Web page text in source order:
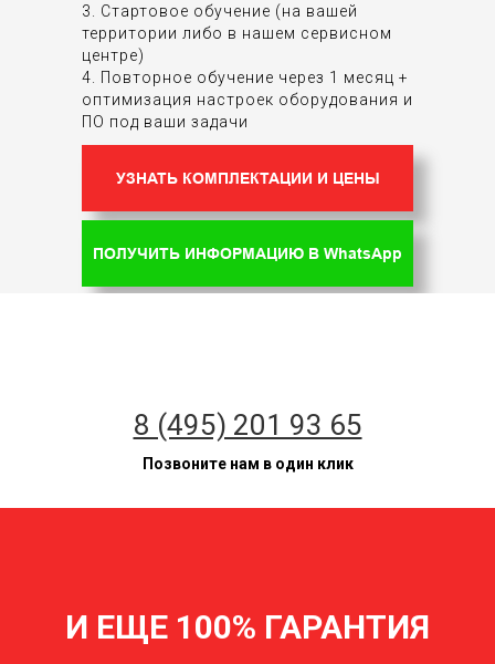
3. Стартовое обучение (на вашей
территории либо в нашем сервисном
центре)
4. Повторное обучение через 1 месяц +
оптимизация настроек оборудования и
ПО под ваши задачи
УЗНАТЬ КОМПЛЕКТАЦИИ И ЦЕНЫ
ПОЛУЧИТЬ ИНФОРМАЦИЮ В WhatsApp
8 (495) 201 93 65
Позвоните нам в один клик
И ЕЩЕ 100% ГАРАНТИЯ